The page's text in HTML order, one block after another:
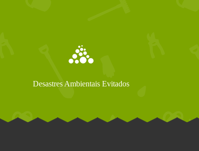
Desastres Ambientais Evitados